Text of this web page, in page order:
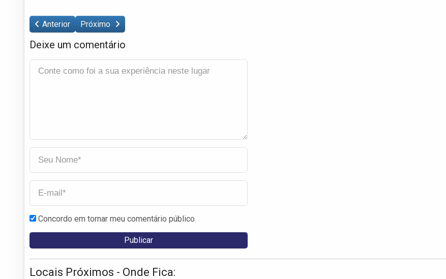
Anterior Próximo
Deixe um comentário
Concordo em tornar meu comentário público
Locais Próximos - Onde Fica: